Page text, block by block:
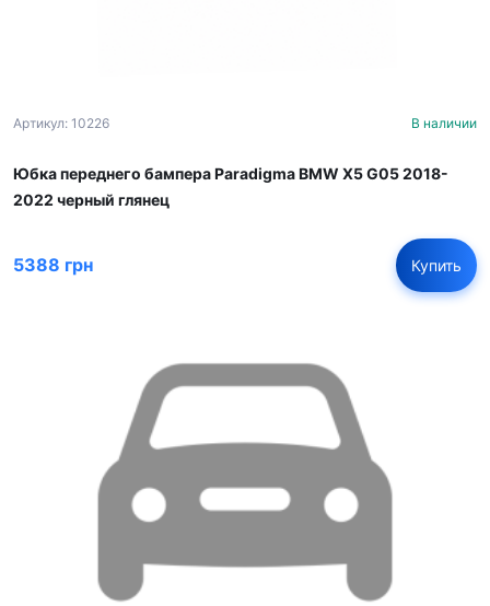
Артикул: 10226 В наличии
Юбка переднего бампера Paradigma BMW X5 G05 2018-
2022 черный глянец
5388 грн Купить